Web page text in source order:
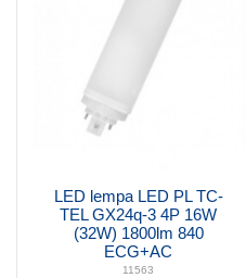
LED lempa LED PL TC-
TEL GX24q-3 4P 16W
(32W) 1800lm 840
ECG+AC
11563